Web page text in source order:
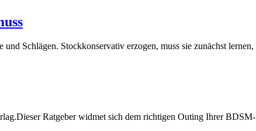
Schlägen. Stockkonservativ erzogen, muss sie zunächst
Ratgeber widmet sich dem richtigen Outing Ihrer